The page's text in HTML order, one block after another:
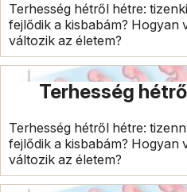
Terhesség hétről hétre:
fejlődik a kisbabám? Hogyan
változik az életem?
Terhesség
Terhesség hétről hétre:
fejlődik a kisbabám? Hogyan
változik az életem?